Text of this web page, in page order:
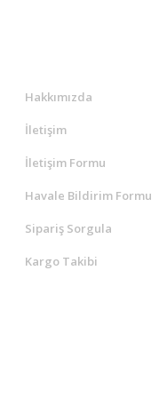
Hakkımızda
İletişim
İletişim Formu
Havale Bildirim Formu
Sipariş Sorgula
Kargo Takibi